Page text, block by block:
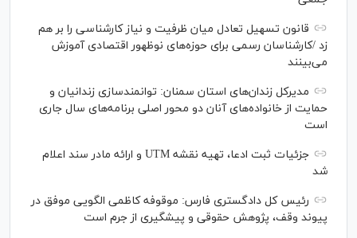
قانون تسهیل تعادل میان ظرفیت و نیاز کارشناسی را بر هم
زد /کارشناسان رسمی برای حوزه‌های نوظهور اقتصادی آموزش
می‌بینند
مدیرکل زندان‌های استان سمنان: توانمندسازی زندانیان و
حمایت از خانواده‌های آنان دو محور اصلی برنامه‌های سال جاری
است
جزئیات ثبت ادعا، تهیه نقشه UTM و ارائه مادر سند اعلام
شد
رئیس کل دادگستری فارس: موقوفه کاظمی الگویی موفق در
پیوند وقف، پژوهش حقوقی و پیشگیری از جرم است